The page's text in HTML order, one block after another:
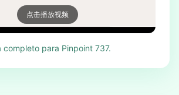
点击播放视频
completo para Pinpoint 737.